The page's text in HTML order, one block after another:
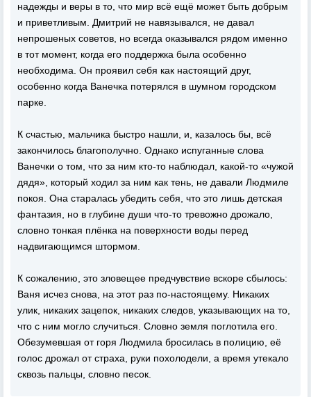
надежды и веры в то, что мир всё ещё может быть добрым
и приветливым. Дмитрий не навязывался, не давал
непрошеных советов, но всегда оказывался рядом именно
в тот момент, когда его поддержка была особенно
необходима. Он проявил себя как настоящий друг,
особенно когда Ванечка потерялся в шумном городском
парке.
К счастью, мальчика быстро нашли, и, казалось бы, всё
закончилось благополучно. Однако испуганные слова
Ванечки о том, что за ним кто-то наблюдал, какой-то «чужой
дядя», который ходил за ним как тень, не давали Людмиле
покоя. Она старалась убедить себя, что это лишь детская
фантазия, но в глубине души что-то тревожно дрожало,
словно тонкая плёнка на поверхности воды перед
надвигающимся штормом.
К сожалению, это зловещее предчувствие вскоре сбылось:
Ваня исчез снова, на этот раз по-настоящему. Никаких
улик, никаких зацепок, никаких следов, указывающих на то,
что с ним могло случиться. Словно земля поглотила его.
Обезумевшая от горя Людмила бросилась в полицию, её
голос дрожал от страха, руки похолодели, а время утекало
сквозь пальцы, словно песок.